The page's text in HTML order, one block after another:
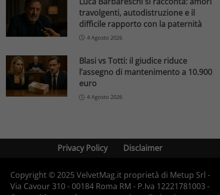
travolgenti, autodistruzione e il
difficile rapporto con la paternità
4 Agosto 2026
Blasi vs Totti: il giudice riduce
l’assegno di mantenimento a 10.900
euro
4 Agosto 2026
Privacy Policy Disclaimer
Copyright © 2025 VelvetMag.it proprietà di Metup Srl -
Via Cavour 310 - 00184 Roma RM - P.Iva 12221781003 -